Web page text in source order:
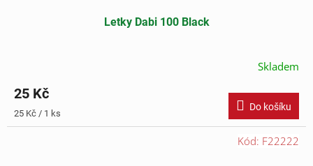
Letky Dabi 100 Black
Skladem
25 Kč
Měrná
cena:
25 Kč / 1 ks
Do košíku
Kód: F22222